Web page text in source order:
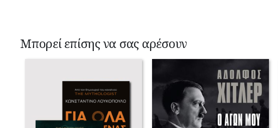
Μπορεί επίσης να σας αρέσουν